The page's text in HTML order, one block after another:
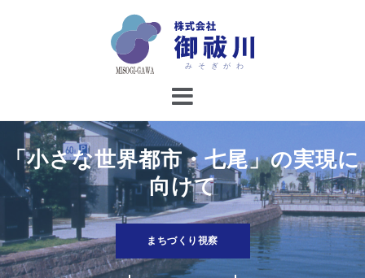
ッ
プ
「小さな世界都市・七尾」の実現に
向けて
まちづくり視察